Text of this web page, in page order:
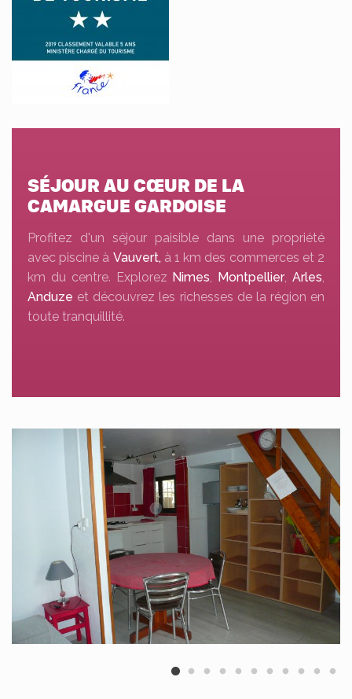
SÉJOUR AU CŒUR DE LA
CAMARGUE GARDOISE
Profitez d'un séjour paisible dans une propriété
avec piscine à Vauvert, à 1 km des commerces et 2
km du centre. Explorez Nimes Montpellier ,Arles
Anduze et découvrez les richesses de la région en
toute tranquillité.